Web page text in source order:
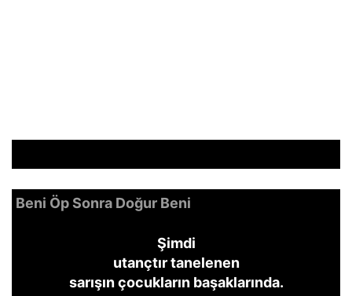
Beni Öp Sonra Doğur Beni
Şimdi
utançtır tanelenen
sarışın çocukların başaklarında.